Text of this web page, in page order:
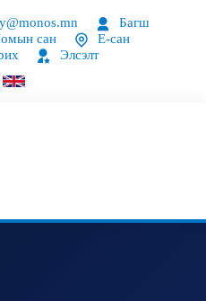
Багш
сан
Е-сан
Элсэлт